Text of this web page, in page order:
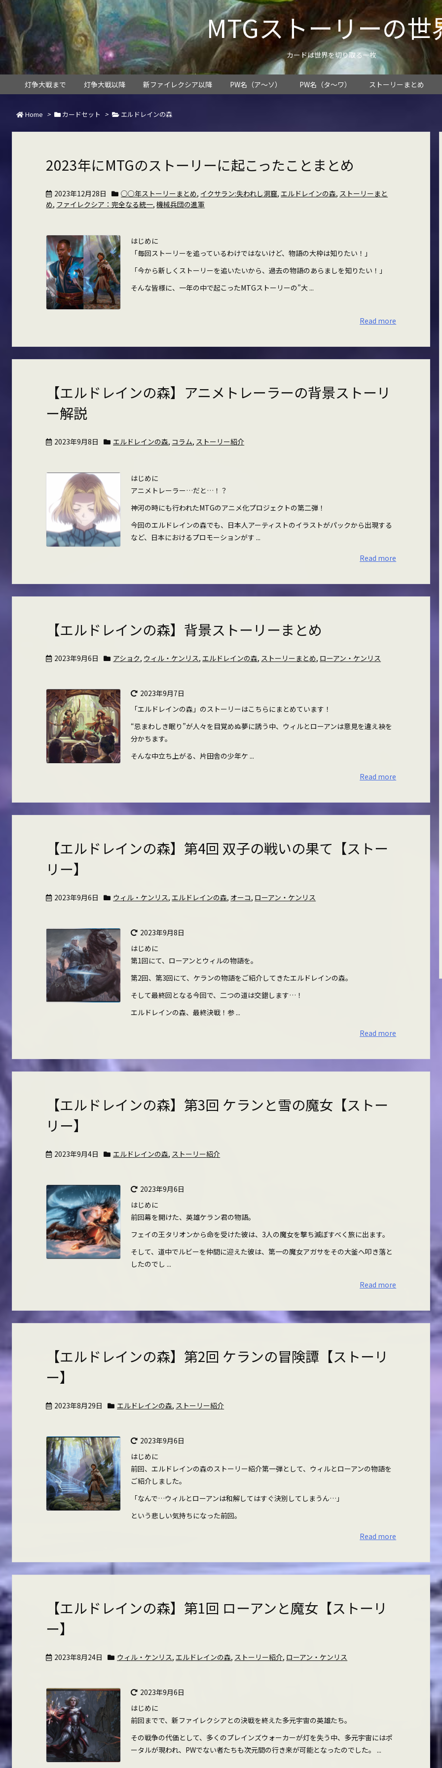
MTGストーリーの世
カードは世界を切り取る一枚
灯争大戦まで 灯争大戦以降 新ファイレクシア以降 PW名（ア～ソ） PW名（タ～ワ） ストーリーまとめ
Home > カードセット > エルドレインの森
2023年にMTGのストーリーに起こったことまとめ
2023年12月28日 ○○年ストーリーまとめ, イクサラン:失われし洞窟,エルドレインの森, ストーリーまと
め, ファイレクシア：完全なる統一,機械兵団の進軍
はじめに
「毎回ストーリーを追っているわけではないけど、物語の大枠は知りたい！」
「今から新しくストーリーを追いたいから、過去の物語のあらましを知りたい！」
そんな皆様に、一年の中で起こったMTGストーリーの”大 ...
Read more
【エルドレインの森】アニメトレーラーの背景ストーリ
ー解説
2023年9月8日 エルドレインの森, コラム, ストーリー紹介
はじめに
アニメトレーラー…だと…！？
神河の時にも行われたMTGのアニメ化プロジェクトの第二弾！
今回のエルドレインの森でも、日本人アーティストのイラストがパックから出現する
など、日本におけるプロモーションがす ...
Read more
【エルドレインの森】背景ストーリーまとめ
2023年9月6日 アショク, ウィル・ケンリス,エルドレインの森, ストーリーまとめ, ローアン・ケンリス
2023年9月7日
「エルドレインの森」のストーリーはこちらにまとめています！
“忌まわしき眠り”が人々を目覚めぬ夢に誘う中、ウィルとローアンは意見を違え袂を
分かちます。
そんな中立ち上がる、片田舎の少年ケ ...
Read more
【エルドレインの森】第4回 双子の戦いの果て【ストー
リー】
2023年9月6日 ウィル・ケンリス,エルドレインの森, オーコ, ローアン・ケンリス
2023年9月8日
はじめに
第1回にて、ローアンとウィルの物語を。
第2回、第3回にて、ケランの物語をご紹介してきたエルドレインの森。
そして最終回となる今回で、二つの道は交錯します…！
エルドレインの森、最終決戦！参 ...
Read more
【エルドレインの森】第3回 ケランと雪の魔女【ストー
リー】
2023年9月4日 エルドレインの森, ストーリー紹介
2023年9月6日
はじめに
前回幕を開けた、英雄ケラン君の物語。
フェイの王タリオンから命を受けた彼は、3人の魔女を撃ち滅ぼすべく旅に出ます。
そして、道中でルビーを仲間に迎えた彼は、第一の魔女アガサをその大釜へ叩き落と
したのでし ...
Read more
【エルドレインの森】第2回 ケランの冒険譚【ストーリ
ー】
2023年8月29日 エルドレインの森, ストーリー紹介
2023年9月6日
はじめに
前回、エルドレインの森のストーリー紹介第一弾として、ウィルとローアンの物語を
ご紹介しました。
「なんで…ウィルとローアンは和解してはすぐ決別してしまうん…」
という悲しい気持ちになった前回。
Read more
【エルドレインの森】第1回 ローアンと魔女【ストーリ
ー】
2023年8月24日 ウィル・ケンリス,エルドレインの森, ストーリー紹介, ローアン・ケンリス
2023年9月6日
はじめに
前回までで、新ファイレクシアとの決戦を終えた多元宇宙の英雄たち。
その戦争の代価として、多くのプレインズウォーカーが灯を失う中、多元宇宙にはポ
ータルが現われ、PWでない者たちも次元間の行き来が可能となったのでした。 ...